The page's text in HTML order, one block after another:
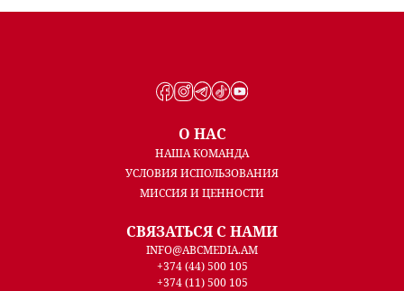
О НАС
НАША КОМАНДА
УСЛОВИЯ ИСПОЛЬЗОВАНИЯ
МИССИЯ И ЦЕННОСТИ
СВЯЗАТЬСЯ С НАМИ
INFO@ABCMEDIA.AM
+374 (44) 500 105
+374 (11) 500 105